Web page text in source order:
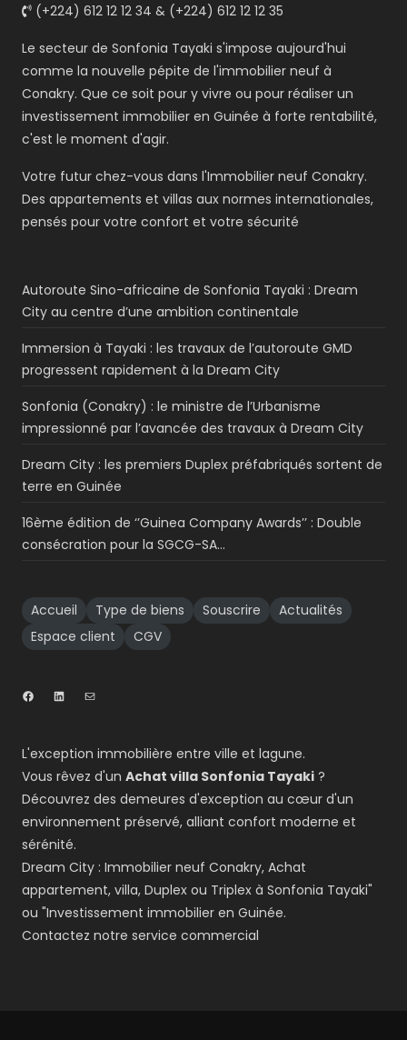
(+224) 612 12 12 34 & (+224) 612 12 12 35
Le secteur de Sonfonia Tayaki s'impose aujourd'hui
comme la nouvelle pépite de l'immobilier neuf à
Conakry. Que ce soit pour y vivre ou pour réaliser un
investissement immobilier en Guinée à forte rentabilité,
c'est le moment d'agir.
Votre futur chez-vous dans l'Immobilier neuf Conakry.
Des appartements et villas aux normes internationales,
pensés pour votre confort et votre sécurité
Autoroute Sino-africaine de Sonfonia Tayaki : Dream
City au centre d’une ambition continentale
Immersion à Tayaki : les travaux de l’autoroute GMD
progressent rapidement à la Dream City
Sonfonia (Conakry) : le ministre de l’Urbanisme
impressionné par l’avancée des travaux à Dream City
Dream City : les premiers Duplex préfabriqués sortent de
terre en Guinée
16ème édition de ‘’Guinea Company Awards’’ : Double
consécration pour la SGCG-SA…
Accueil Type de biens Souscrire
Actualités
Espace client
CGV
L'exception immobilière entre ville et lagune.
Vous rêvez d'un Achat villa Sonfonia Tayaki ?
Découvrez des demeures d'exception au cœur d'un
environnement préservé, alliant confort moderne et
sérénité.
Dream City : Immobilier neuf Conakry, Achat
appartement, villa, Duplex ou Triplex à Sonfonia Tayaki"
ou "Investissement immobilier en Guinée.
Contactez notre service commercial